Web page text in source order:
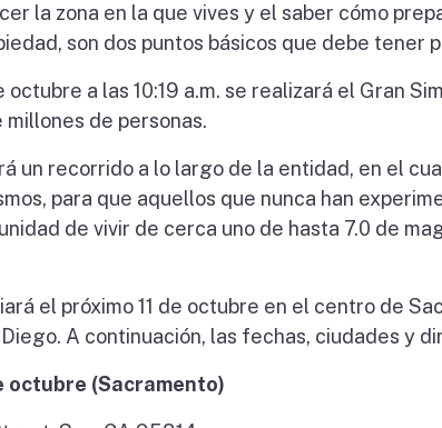
la zona en la que vives y el saber cómo
son dos puntos básicos que debe tener
octubre a las 10:19 a.m. se realizará el Gran
de personas.
un recorrido a lo largo de la entidad, en el
para que aquellos que nunca han
de vivir de cerca uno de hasta 7.0 de
el próximo 11 de octubre en el centro de
A continuación, las fechas, ciudades y
octubre (Sacramento)